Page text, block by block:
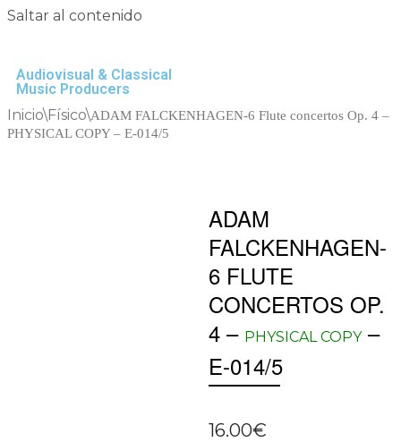
Saltar al contenido
Audiovisual & Classical
Music Producers
Inicio\Físico\ADAM FALCKENHAGEN-6 Flute concertos Op. 4 –
PHYSICAL COPY – E-014/5
ADAM
FALCKENHAGEN-
6 FLUTE
CONCERTOS OP.
4 – PHYSICAL COPY–
E-014/5
16.00€